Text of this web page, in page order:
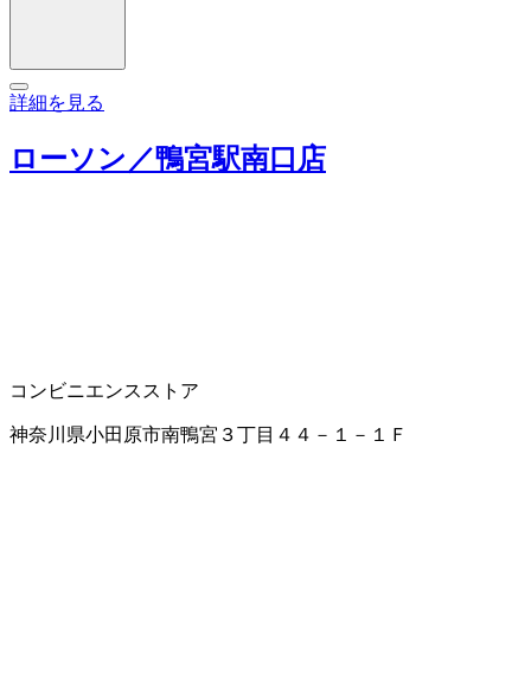
詳細を見る
ローソン／鴨宮駅南口店
コンビニエンスストア
神奈川県小田原市南鴨宮３丁目４４－１－１Ｆ